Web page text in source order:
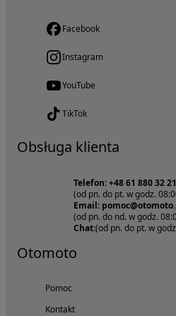
Facebook
Instagram
YouTube
TikTok
Obsługa klienta
Telefon: +48 61 880 32
(od pn. do pt. w godz.
Email:
(od pn. do nd. w godz.
Chat:(od pn. do pt. w
Otomoto
Pomoc
Kontakt